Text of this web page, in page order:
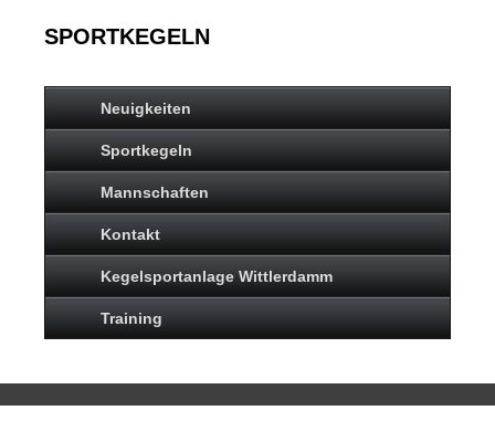
SPORTKEGELN
Neuigkeiten
Sportkegeln
Mannschaften
Kontakt
Kegelsportanlage Wittlerdamm
Training